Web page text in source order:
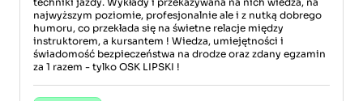
najwyższym poziomie, profesjonalnie ale i z nutką dobrego
humoru, co przekłada się na świetne relacje między
instruktorem, a kursantem ! Wiedza, umiejętności i
świadomość bezpieczeństwa na drodze oraz zdany egzamin
za 1 razem - tylko OSK LIPSKI !